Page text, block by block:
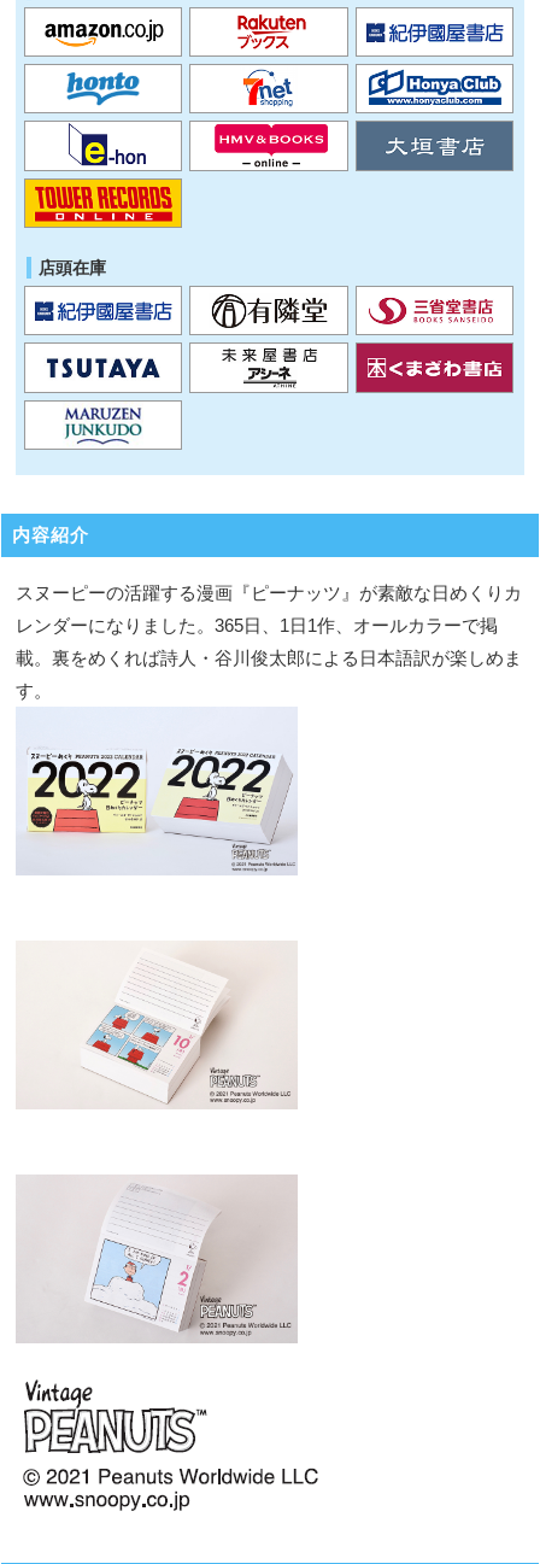
店頭在庫
内容紹介
スヌーピーの活躍する漫画『ピーナッツ』が素敵な日めくりカ
レンダーになりました。365日、1日1作、オールカラーで掲
載。裏をめくれば詩人・谷川俊太郎による日本語訳が楽しめま
す。